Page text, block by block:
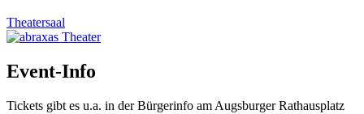
Theatersaal
Event-Info
Tickets gibt es u.a. in der Bürgerinfo am Augsburger Rathausplatz